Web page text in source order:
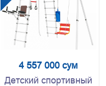
4 557 000 сум
Детский спортивный